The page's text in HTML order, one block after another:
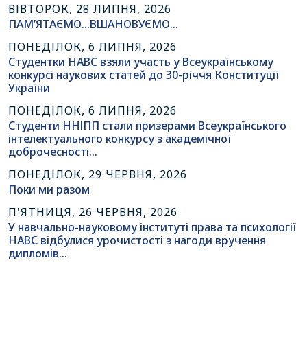
ВІВТОРОК, 28 ЛИПНЯ, 2026
ПАМ’ЯТАЄМО…ВШАНОВУЄМО…
ПОНЕДІЛОК, 6 ЛИПНЯ, 2026
Студентки НАВС взяли участь у Всеукраїнському
конкурсі наукових статей до 30-річчя Конституції
України
ПОНЕДІЛОК, 6 ЛИПНЯ, 2026
Студенти ННІПП стали призерами Всеукраїнського
інтелектуального конкурсу з академічної
доброчесності…
ПОНЕДІЛОК, 29 ЧЕРВНЯ, 2026
Поки ми разом
П'ЯТНИЦЯ, 26 ЧЕРВНЯ, 2026
У навчально-науковому інституті права та психології
НАВС відбулися урочистості з нагоди вручення
дипломів…